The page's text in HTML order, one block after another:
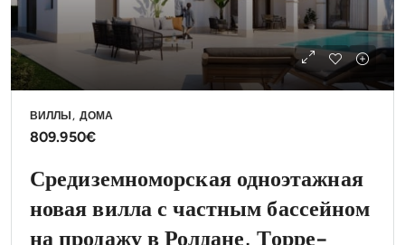
ВИЛЛЫ, ДОМА
809.950€
Средиземноморская одноэтажная
новая вилла с частным бассейном
на продажу в Ролдане, Торре-